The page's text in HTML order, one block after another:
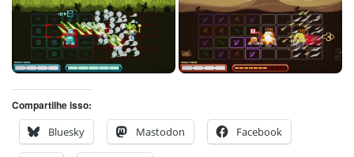
Compartilhe isso:
Bluesky
Mastodon Facebook